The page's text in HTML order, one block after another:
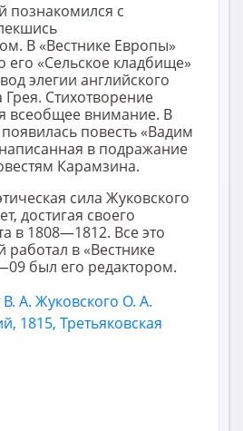
познакомился с
В «Вестнике Европы»
его «Сельское кладбище»
элегии английского
Грея. Стихотворение
всеобщее внимание. В
повесть «Вадим
в подражание
Карамзина.
сила Жуковского
достигая своего
в 1808—1812. Все это
в «Вестнике
был его редактором.